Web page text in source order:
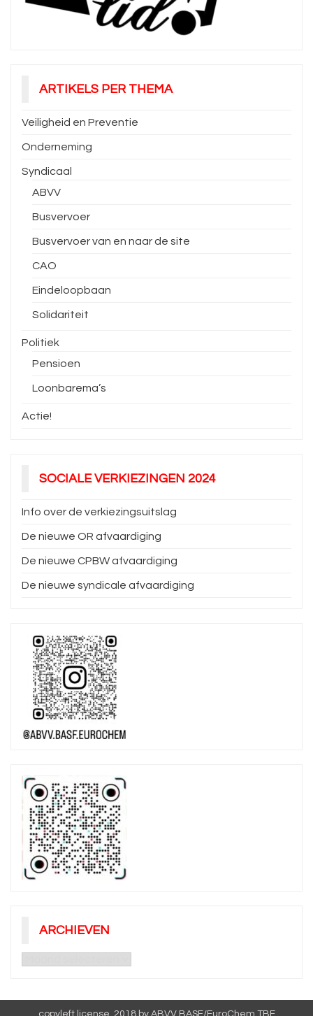
ARTIKELS PER THEMA
Veiligheid en Preventie
Onderneming
Syndicaal
ABVV
Busvervoer
Busvervoer van en naar de site
CAO
Eindeloopbaan
Solidariteit
Politiek
Pensioen
Loonbarema’s
Actie!
SOCIALE VERKIEZINGEN 2024
Info over de verkiezingsuitslag
De nieuwe OR afvaardiging
De nieuwe CPBW afvaardiging
De nieuwe syndicale afvaardiging
ARCHIEVEN
copyleft license. 2018 by ABVV BASF/EuroChem TBE